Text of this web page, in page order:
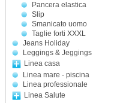
Pancera elastica
Slip
Smanicato uomo
Taglie forti XXXL
Jeans Holiday
Leggings & Jeggings
Linea casa
Linea mare - piscina
Linea professionale
Linea Salute